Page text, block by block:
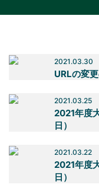
2021.03.30
URLの変
2021.03.25
2021年度
日）
2021.03.22
2021年度
日）